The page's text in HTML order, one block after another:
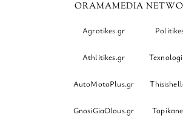
ORAMAMEDIA
Agrotikes.gr
Athlitikes.gr
AutoMotoPlus.gr
GnosiGiaOlous.gr